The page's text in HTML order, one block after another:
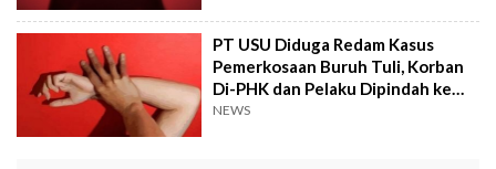
PT USU Diduga Redam Kasus
Pemerkosaan Buruh Tuli, Korban
Di-PHK dan Pelaku Dipindah ke
Luar Provinsi
NEWS